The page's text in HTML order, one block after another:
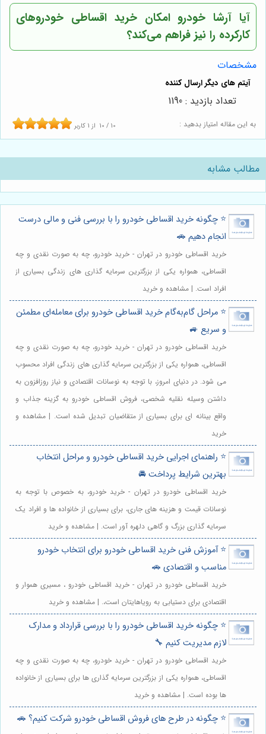
آیا آرشا خودرو امکان خرید اقساطی خودروهای
کارکرده را نیز فراهم می‌کند؟
مشخصات
به این مقاله امتیاز بدهید : 10 / 10 از 1 کاربر
تعداد بازدید : 1190
مطالب مشابه
⭐️ چگونه خرید اقساطی خودرو را با بررسی فنی و مالی درست
انجام دهیم 🚗
خرید اقساطی خودرو در تهران - خرید خودرو، چه به صورت نقدی و چه
اقساطی، همواره یکی از بزرگترین سرمایه گذاری های زندگی بسیاری از
افراد است. | مشاهده و خرید
⭐️ مراحل گام‌به‌گام خرید اقساطی خودرو برای معامله‌ای مطمئن
و سریع 🚙
خرید اقساطی خودرو در تهران - خرید خودرو، چه به صورت نقدی و چه
اقساطی، همواره یکی از بزرگترین سرمایه گذاری های زندگی افراد محسوب
می شود. در دنیای امروز، با توجه به نوسانات اقتصادی و نیاز روزافزون به
داشتن وسیله نقلیه شخصی، فروش اقساطی خودرو به گزینه جذاب و
واقع بینانه ای برای بسیاری از متقاضیان تبدیل شده است. | مشاهده و
خرید
⭐️ راهنمای اجرایی خرید اقساطی خودرو و مراحل انتخاب
بهترین شرایط پرداخت 🚘
خرید اقساطی خودرو در تهران - خرید خودرو، به خصوص با توجه به
نوسانات قیمت و هزینه های جاری، برای بسیاری از خانواده ها و افراد یک
سرمایه گذاری بزرگ و گاهی دلهره آور است. | مشاهده و خرید
⭐️ آموزش فنی خرید اقساطی خودرو برای انتخاب خودرو
مناسب و اقتصادی 🚗
خرید اقساطی خودرو در تهران - خرید اقساطی خودرو ، مسیری هموار و
اقتصادی برای دستیابی به رویاهایتان است،. | مشاهده و خرید
⭐️ چگونه خرید اقساطی خودرو را با بررسی قرارداد و مدارک
لازم مدیریت کنیم 🔧
خرید اقساطی خودرو در تهران - خرید خودرو، چه به صورت نقدی و چه
اقساطی، همواره یکی از بزرگترین سرمایه گذاری ها برای بسیاری از خانواده
ها بوده است. | مشاهده و خرید
⭐️ چگونه در طرح های فروش اقساطی خودرو شرکت کنیم؟ 🚗